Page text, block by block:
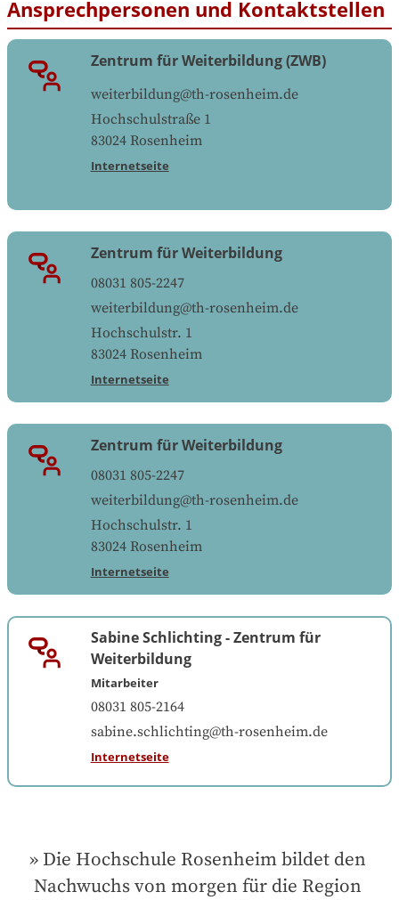
Ansprechpersonen und Kontaktstellen
Zentrum für Weiterbildung (ZWB)
weiterbildung@th-rosenheim.de
Hochschulstraße 1
83024 Rosenheim
Internetseite
Zentrum für Weiterbildung
08031 805-2247
weiterbildung@th-rosenheim.de
Hochschulstr. 1
83024 Rosenheim
Internetseite
Zentrum für Weiterbildung
08031 805-2247
weiterbildung@th-rosenheim.de
Hochschulstr. 1
83024 Rosenheim
Internetseite
Sabine Schlichting -Zentrum für
Weiterbildung
Mitarbeiter
08031 805-2164
sabine.schlichting@th-rosenheim.de
Internetseite
Die Hochschule Rosenheim bildet den
Nachwuchs von morgen für die Region